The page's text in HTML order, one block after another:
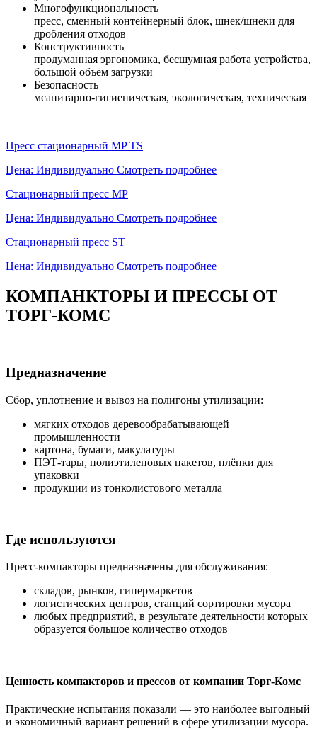
Многофункциональность
пресс, сменный контейнерный блок, шнек/шнеки для
дробления отходов
Конструктивность
продуманная эргономика, бесшумная работа устройства,
большой объём загрузки
Безопасность
мсанитарно-гигиеническая, экологическая, техническая
Пресс стационарный MP TS
Цена: Индивидуально Смотреть подробнее
Стационарный пресс MP
Цена: Индивидуально Смотреть подробнее
Стационарный пресс ST
Цена: Индивидуально Смотреть подробнее
КОМПАНКТОРЫ И ПРЕССЫ ОТ
ТОРГ-КОМС
Предназначение
Сбор, уплотнение и вывоз на полигоны утилизации:
мягких отходов деревообрабатывающей
промышленности
картона, бумаги, макулатуры
ПЭТ-тары, полиэтиленовых пакетов, плёнки для
упаковки
продукции из тонколистового металла
Где используются
Пресс-компакторы предназначены для обслуживания:
складов, рынков, гипермаркетов
логистических центров, станций сортировки мусора
любых предприятий, в результате деятельности которых
образуется большое количество отходов
Ценность компакторов и прессов от компании Торг-Комс
Практические испытания показали — это наиболее выгодный
и экономичный вариант решений в сфере утилизации мусора.